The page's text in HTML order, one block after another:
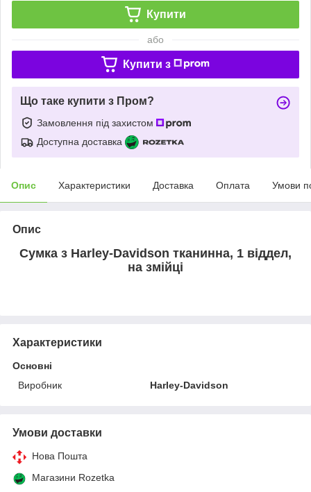
Купити
або
Купити з
Що таке купити з Пром?
Замовлення під захистом
Доступна доставка
Опис Характеристики Доставка Оплата Умови
Опис
Сумка з Harley-Davidson тканинна, 1 віддел,
на змійці
Характеристики
Основні
Виробник
Harley-Davidson
Умови доставки
Нова Пошта
Магазини Rozetka